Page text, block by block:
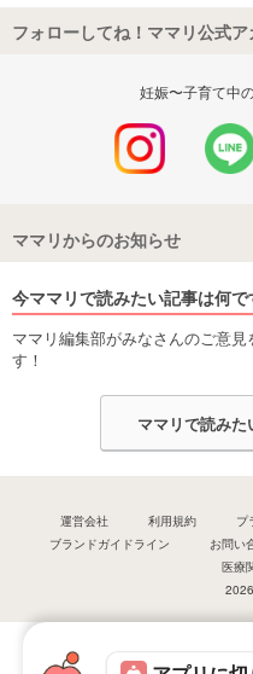
フォローしてね！ママリ公式ア
妊娠〜子育て中
ママリからのお知らせ
今ママリで読みたい記事は何で
ママリ編集部がみなさんのご意
す！
ママリで読みた
運営会社 利用規約 プ
ブランドガイドライン
お問い
医療